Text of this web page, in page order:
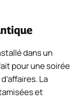
dans un
pour une soirée
La
et